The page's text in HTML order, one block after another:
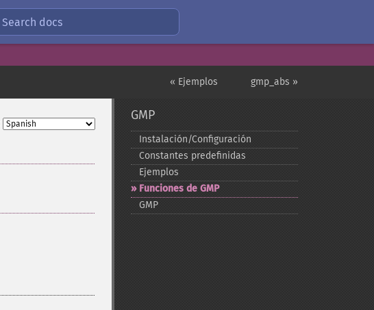
Search docs
gmp_abs »
« Ejemplos
GMP
Instalación/Configuración
Constantes predefinidas
Ejemplos
Funciones de GMP
GMP